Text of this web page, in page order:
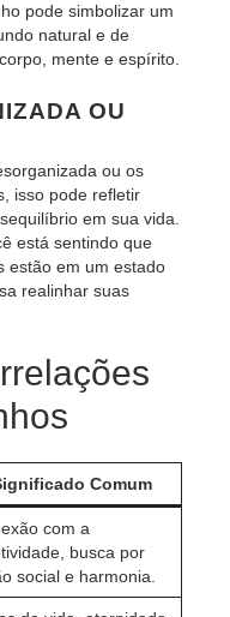
pode simbolizar um
natural e de
mente e espírito.
OU
ou os
isso pode refletir
em sua vida.
está sentindo que
estão em um estado
realinhar suas
Comum
com a
busca por
social e harmonia.